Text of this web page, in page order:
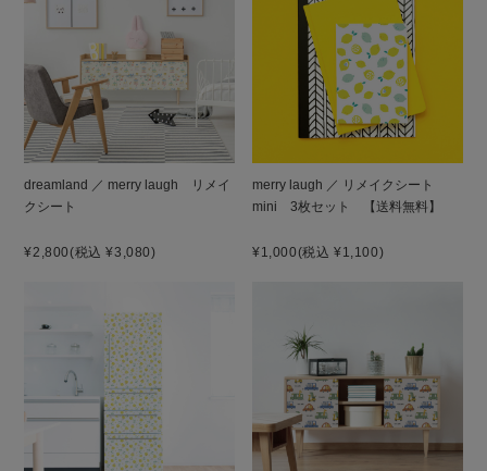
dreamland ／ merry laugh リメイ
クシート
¥2,800(税込 ¥3,080)
merry laugh ／ リメイクシート
mini 3枚セット 【送料無料】
¥1,000(税込 ¥1,100)